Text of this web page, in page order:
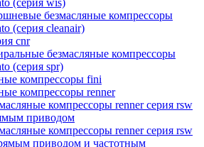
безмасляные компрессоры
(серия cleanair)
cnr
безмасляные компрессоры
(серия spr)
компрессоры fini
компрессоры renner
компрессоры renner серия rsw
приводом
компрессоры renner серия rsw
приводом и частотным